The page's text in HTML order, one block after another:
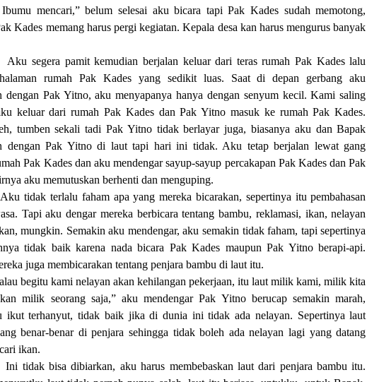
mencari,” belum selesai aku bicara tapi Pak Kades sudah memotong,
Kades memang harus pergi kegiatan. Kepala desa kan harus mengurus banyak
Aku segera pamit kemudian berjalan keluar dari teras rumah Pak Kades lalu
rumah Pak Kades yang sedikit luas. Saat di depan gerbang aku
dengan Pak Yitno, aku menyapanya hanya dengan senyum kecil. Kami saling
keluar dari rumah Pak Kades dan Pak Yitno masuk ke rumah Pak Kades.
tumben sekali tadi Pak Yitno tidak berlayar juga, biasanya aku dan Bapak
dengan Pak Yitno di laut tapi hari ini tidak. Aku tetap berjalan lewat gang
Pak Kades dan aku mendengar sayup-sayup percakapan Pak Kades dan Pak
aku memutuskan berhenti dan menguping.
Aku tidak terlalu faham apa yang mereka bicarakan, sepertinya itu pembahasan
Tapi aku dengar mereka berbicara tentang bambu, reklamasi, ikan, nelayan
mungkin. Semakin aku mendengar, aku semakin tidak faham, tapi sepertinya
tidak baik karena nada bicara Pak Kades maupun Pak Yitno berapi-api.
juga membicarakan tentang penjara bambu di laut itu.
begitu kami nelayan akan kehilangan pekerjaan, itu laut milik kami, milik kita
milik seorang saja,” aku mendengar Pak Yitno berucap semakin marah,
ikut terhanyut, tidak baik jika di dunia ini tidak ada nelayan. Sepertinya laut
benar-benar di penjara sehingga tidak boleh ada nelayan lagi yang datang
ikan.
Ini tidak bisa dibiarkan, aku harus membebaskan laut dari penjara bambu itu.